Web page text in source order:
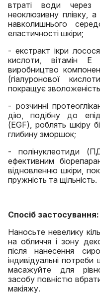
втраті води через
неоклюзивну плівку,
навколишнього
еластичності шкіри;
- екстракт ікри
кислоти, вітамін Е
виробництво
(гіалуронової
покращує
- розчинні
дію, подібну до
(EGF), роблять шкіру
глибину зморшок;
- полінуклеотиди
ефективним
відновленню шкіри,
пружність та щільність.
Спосіб застосування:
Наносьте невелику
на обличчя і зону
після нанесення
індивідуальні
масажуйте для
засобу повністю
макіяжу.